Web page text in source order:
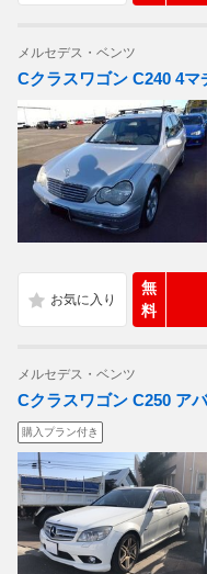
メルセデス・ベンツ
Cクラスワゴン C240 4マ
無
料
メルセデス・ベンツ
Cクラスワゴン C250 ア
購入プラン付き